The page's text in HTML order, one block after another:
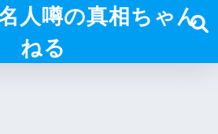
人噂の真相ちゃん
ねる